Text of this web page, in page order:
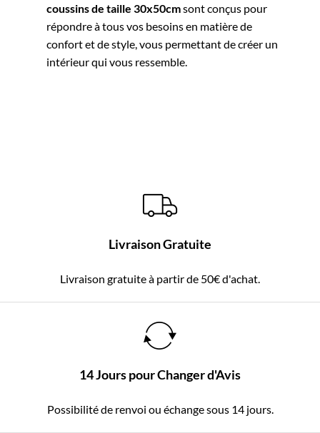
coussins de taille 30x50cmsont conçus pour
répondre à tous vos besoins en matière de
confort et de style, vous permettant de créer un
intérieur qui vous ressemble.
Livraison Gratuite
Livraison gratuite à partir de 50€ d'achat.
14 Jours pour Changer d'Avis
Possibilité de renvoi ou échange sous 14 jours.